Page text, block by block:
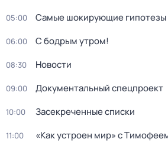
05:00 Самые шoкиpующие гипотезы
06:00 С бодрым утром!
08:30 Новости
09:00 Документальный спецпроект
10:00 Зaceкрeченные списки
11:00 «Как устроен мир» с